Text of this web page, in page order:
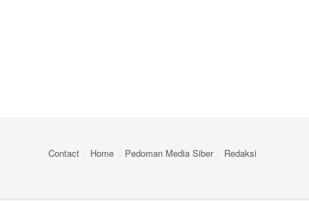
Contact Home Pedoman Media Siber Redaksi